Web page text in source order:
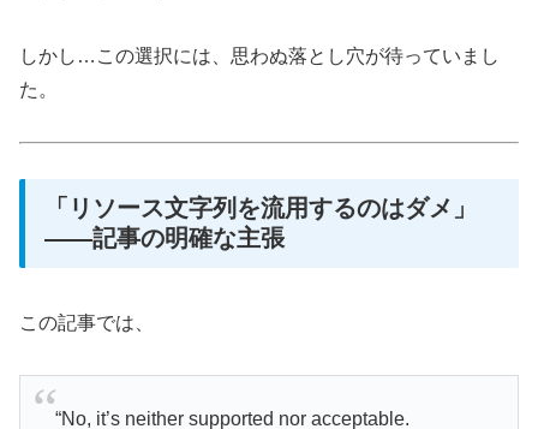
しかし…この選択には、思わぬ落とし穴が待っていまし
た。
「リソース文字列を流用するのはダメ」
――記事の明確な主張
この記事では、
“No, it’s neither supported nor acceptable.